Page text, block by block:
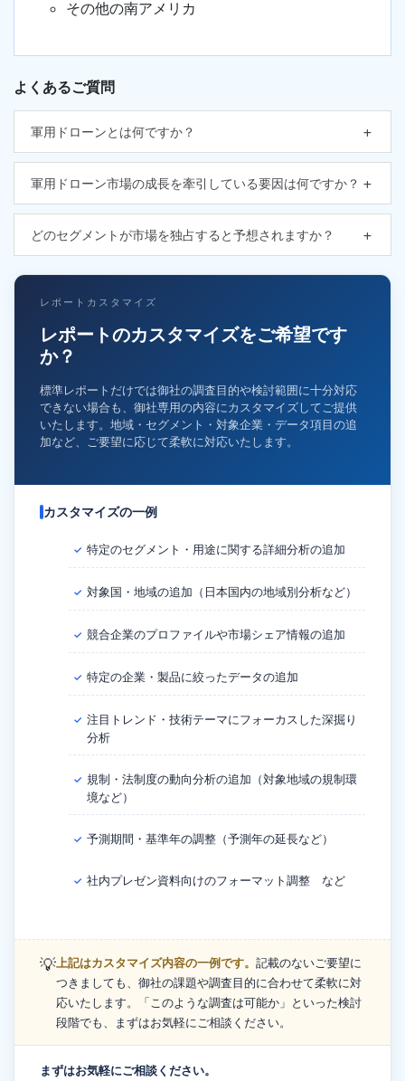
その他の南アメリカ
よくあるご質問
軍用ドローンとは何ですか？
軍用ドローン市場の成長を牽引している要因は何ですか？
どのセグメントが市場を独占すると予想されますか？
レポートカスタマイズ
レポートのカスタマイズをご希望です
か？
標準レポートだけでは御社の調査目的や検討範囲に十分対応
できない場合も、御社専用の内容にカスタマイズしてご提供
いたします。地域・セグメント・対象企業・データ項目の追
加など、ご要望に応じて柔軟に対応いたします。
カスタマイズの一例
✓ 特定のセグメント・用途に関する詳細分析の追加
✓ 対象国・地域の追加（日本国内の地域別分析など）
✓ 競合企業のプロファイルや市場シェア情報の追加
✓ 特定の企業・製品に絞ったデータの追加
✓ 注目トレンド・技術テーマにフォーカスした深掘り
分析
✓ 規制・法制度の動向分析の追加（対象地域の規制環
境など）
✓ 予測期間・基準年の調整（予測年の延長など）
✓ 社内プレゼン資料向けのフォーマット調整 など
💡上記はカスタマイズ内容の一例です。 記載のないご要望に
つきましても、御社の課題や調査目的に合わせて柔軟に対
応いたします。「このような調査は可能か」といった検討
段階でも、まずはお気軽にご相談ください。
まずはお気軽にご相談ください。